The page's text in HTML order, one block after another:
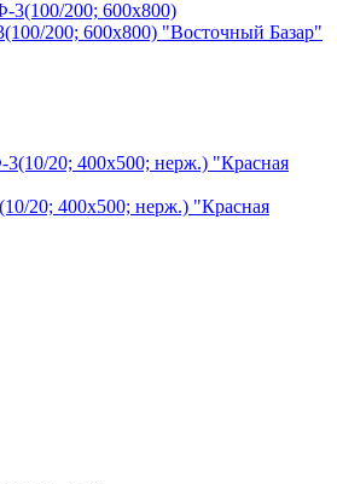
200; 600х800) "Восточный Базар"
400х500; нерж.) "Красная